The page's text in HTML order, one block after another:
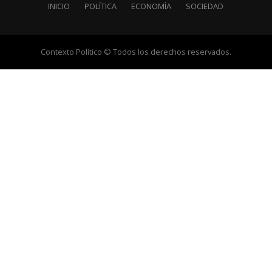
INICIO POLÍTICA ECONOMÍA SOCIEDAD
Contexto Político © Todos los derechos reservados.